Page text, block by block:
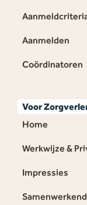
Aanmelden
Coördinatoren
Voor
Home
Werkwijze &
Impressies